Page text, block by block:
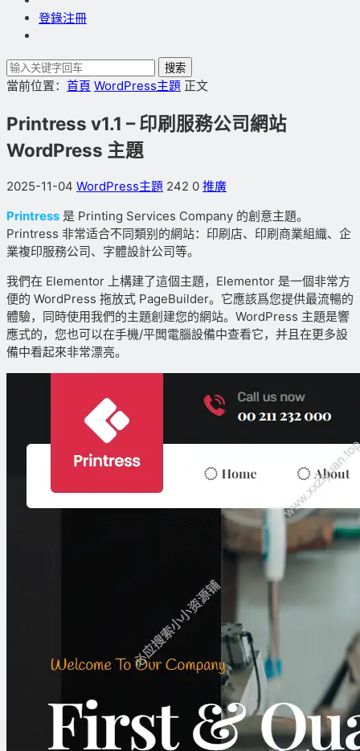
登錄注冊
搜索
當前位置： 首頁 WordPress主題 正文
Printress v1.1 – 印刷服務公司網站
WordPress 主題
2025-11-04 WordPress主題 242 0 推廣
Printress 是 Printing Services Company 的創意主題。
Printress 非常适合不同類别的網站：印刷店、印刷商業組織、企
業複印服務公司、字體設計公司等。
我們在 Elementor 上構建了這個主題，Elementor 是一個非常方
便的 WordPress 拖放式 PageBuilder。它應該爲您提供最流暢的
體驗，同時使用我們的主題創建您的網站。WordPress 主題是響
應式的，您也可以在手機/平闆電腦設備中查看它，并且在更多設
備中看起來非常漂亮。